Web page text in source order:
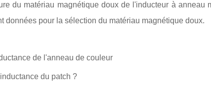
du matériau magnétique doux de l'inducteur à anneau
données pour la sélection du matériau magnétique doux.
de l'anneau de couleur
du patch ?